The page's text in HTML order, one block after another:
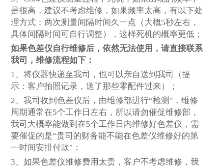
是很高，建议不考虑维修，如果频率太高，有以下处
理方式：两次测量间隔时间久一点（大概5秒左右，
具体间隔时间可自行调整），这样死机的概率更低；
如果色差仪自行维修后，依然无法使用，请直接联系
我司，维修流程如下：
1
、将仪器快递至我司，也可以亲自送到我司（提
示：客户拍照记录，送了那些零配件过来）；
2 、我司收到色差仪后，由维修部进行“检测"，维修
周期通常在5个工作日左右，所以请勿催促维修部，
我司大概率能做到在5个工作日内维修好色差仪，需
要催促的是“贵司的财务能不能在色差仪维修好的第
一时间安排付款"；
3 、如果色差仪维修费用太贵，客户不考虑维修，我